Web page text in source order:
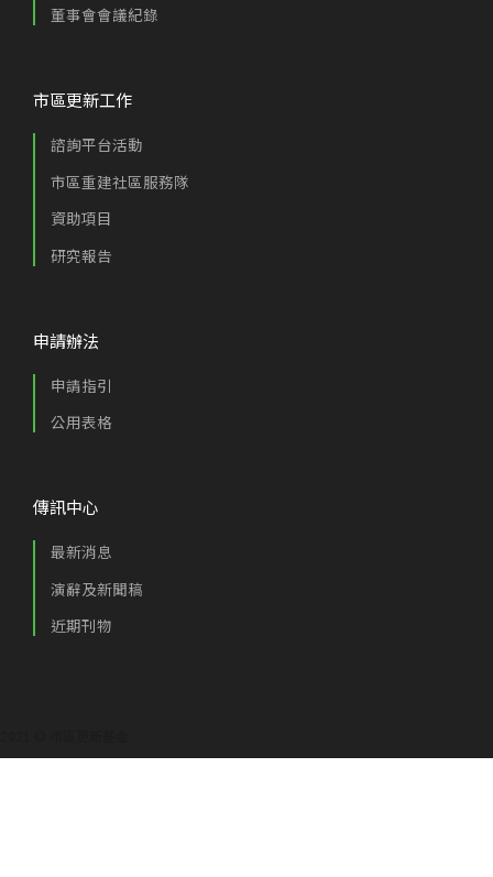
董事會會議紀錄
市區更新工作
諮詢平台活動
市區重建社區服務隊
資助項目
研究報告
申請辦法
申請指引
公用表格
傳訊中心
最新消息
演辭及新聞稿
近期刊物